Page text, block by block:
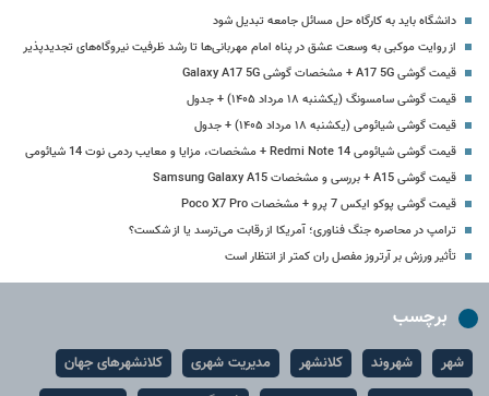
دانشگاه باید به کارگاه حل مسائل جامعه تبدیل شود
از روایت موکبی به وسعت عشق در پناه امام مهربانی‌ها تا رشد ظرفیت نیروگاه‌های تجدیدپذیر
قیمت گوشی A17 5G + مشخصات گوشی Galaxy A17 5G
قیمت گوشی سامسونگ (یکشنبه ۱۸ مرداد ۱۴۰۵) + جدول
قیمت گوشی شیائومی (یکشنبه ۱۸ مرداد ۱۴۰۵) + جدول
قیمت گوشی شیائومی Redmi Note 14 + مشخصات، مزایا و معایب ردمی نوت 14 شیائومی
قیمت گوشی A15 + بررسی و مشخصات Samsung Galaxy A15
قیمت گوشی پوکو ایکس 7 پرو + مشخصات Poco X7 Pro
ترامپ در محاصره جنگ فناوری؛ آمریکا از رقابت می‌ترسد یا از شکست؟
تأثیر ورزش بر آرتروز مفصل ران کمتر از انتظار است
برچسب
شهر شهروند کلانشهر مدیریت شهری
کلانشهرهای جهان